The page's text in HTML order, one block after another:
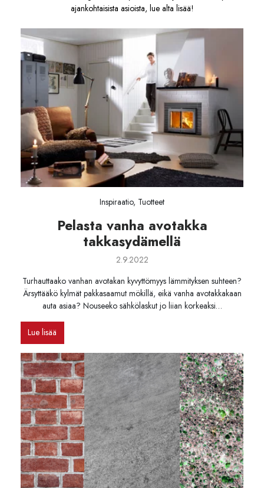
ajankohtaisista asioista, lue alta lisää!
Inspiraatio, Tuotteet
Pelasta vanha avotakka
takkasydämellä
2.9.2022
Turhauttaako vanhan avotakan kyvyttömyys lämmityksen suhteen?
Ärsyttääkö kylmät pakkasaamut mökillä, eikä vanha avotakkakaan
auta asiaa? Nouseeko sähkölaskut jo liian korkeaksi…
Lue lisää